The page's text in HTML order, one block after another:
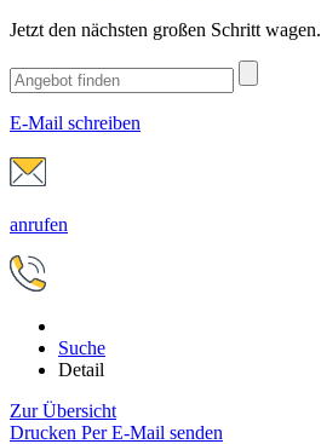
Jetzt den nächsten großen Schritt wagen.
E-Mail schreiben
anrufen
Suche
Detail
Zur Übersicht
Drucken Per E-Mail senden